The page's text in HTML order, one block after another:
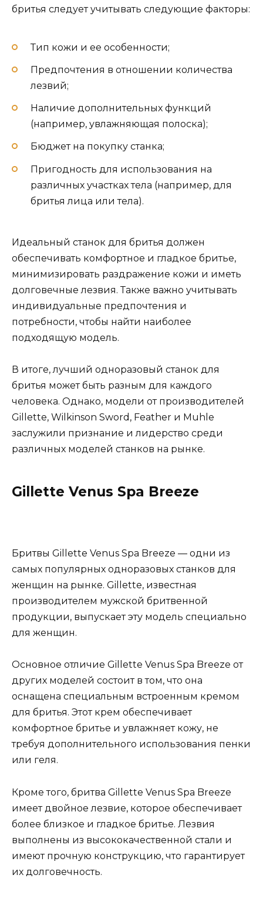
бритья следует учитывать следующие факторы:
Тип кожи и ее особенности;
Предпочтения в отношении количества
лезвий;
Наличие дополнительных функций
(например, увлажняющая полоска);
Бюджет на покупку станка;
Пригодность для использования на
различных участках тела (например, для
бритья лица или тела).
Идеальный станок для бритья должен
обеспечивать комфортное и гладкое бритье,
минимизировать раздражение кожи и иметь
долговечные лезвия. Также важно учитывать
индивидуальные предпочтения и
потребности, чтобы найти наиболее
подходящую модель.
В итоге, лучший одноразовый станок для
бритья может быть разным для каждого
человека. Однако, модели от производителей
Gillette, Wilkinson Sword, Feather и Muhle
заслужили признание и лидерство среди
различных моделей станков на рынке.
Gillette Venus Spa Breeze
Бритвы Gillette Venus Spa Breeze — одни из
самых популярных одноразовых станков для
женщин на рынке. Gillette, известная
производителем мужской бритвенной
продукции, выпускает эту модель специально
для женщин.
Основное отличие Gillette Venus Spa Breeze от
других моделей состоит в том, что она
оснащена специальным встроенным кремом
для бритья. Этот крем обеспечивает
комфортное бритье и увлажняет кожу, не
требуя дополнительного использования пенки
или геля.
Кроме того, бритва Gillette Venus Spa Breeze
имеет двойное лезвие, которое обеспечивает
более близкое и гладкое бритье. Лезвия
выполнены из высококачественной стали и
имеют прочную конструкцию, что гарантирует
их долговечность.